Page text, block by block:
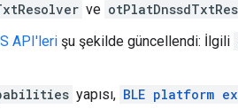
ve
API'leri şu şekilde güncellendi: İlgili
yapısı, BLE platform